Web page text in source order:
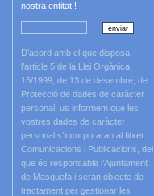
nostra entitat !
D’acord amb el que disposa
l’article 5 de la Llei Orgànica
15/1999, de 13 de desembre, de
Protecció de dades de caràcter
personal, us informem que les
vostres dades de caràcter
personal s’incorporaran al fitxer
Comunicacions i Publicacions, del
que és responsable l’Ajuntament
de Masquefa i seran objecte de
tractament per gestionar les